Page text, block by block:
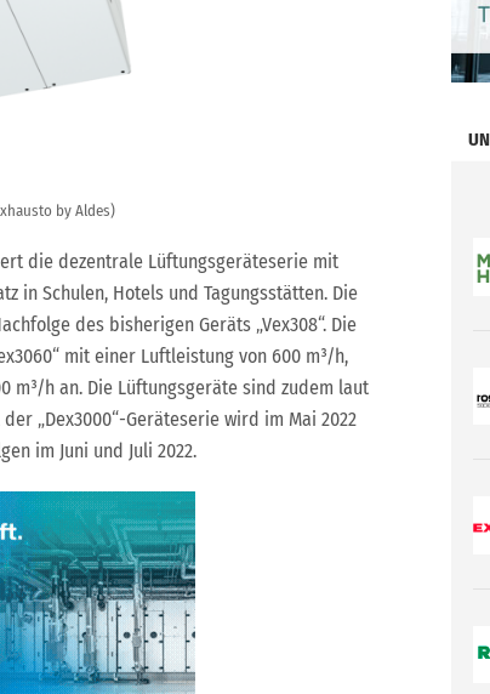
by Aldes)
die dezentrale Lüftungsgeräteserie mit
in Schulen, Hotels und Tagungsstätten. Die
des bisherigen Geräts „Vex308“. Die
mit einer Luftleistung von 600 m³/h,
m³/h an. Die Lüftungsgeräte sind zudem laut
„Dex3000“-Geräteserie wird im Mai 2022
im Juni und Juli 2022.